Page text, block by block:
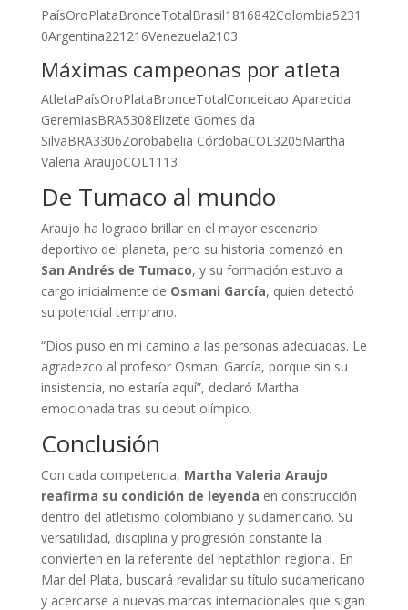
PaísOroPlataBronceTotalBrasil1816842Colombia5231
0Argentina221216Venezuela2103
Máximas campeonas por atleta
AtletaPaísOroPlataBronceTotalConceicao Aparecida
GeremiasBRA5308Elizete Gomes da
SilvaBRA3306Zorobabelia CórdobaCOL3205Martha
Valeria AraujoCOL1113
De Tumaco al mundo
Araujo ha logrado brillar en el mayor escenario
deportivo del planeta, pero su historia comenzó en
San Andrés de Tumaco, y su formación estuvo a
cargo inicialmente de Osmani García, quien detectó
su potencial temprano.
“Dios puso en mi camino a las personas adecuadas. Le
agradezco al profesor Osmani García, porque sin su
insistencia, no estaría aquí”, declaró Martha
emocionada tras su debut olímpico.
Conclusión
Con cada competencia, Martha Valeria Araujo
reafirma su condición de leyenda en construcción
dentro del atletismo colombiano y sudamericano. Su
versatilidad, disciplina y progresión constante la
convierten en la referente del heptathlon regional. En
Mar del Plata, buscará revalidar su título sudamericano
y acercarse a nuevas marcas internacionales que sigan